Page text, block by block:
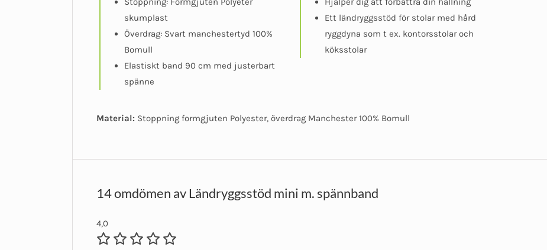
skumplast
Överdrag: Svart manchestertyd 100%
Bomull
Elastiskt band 90 cm med justerbart
spänne
Ett ländryggsstöd för stolar med hård
ryggdyna som t ex. kontorsstolar och
köksstolar
Material: Stoppning formgjuten Polyester, överdrag Manchester 100% Bomull
14 omdömen av Ländryggsstöd mini m. spännband
4,0